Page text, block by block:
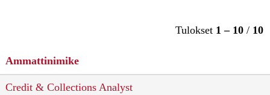
Tulokset 1 – 10 / 10
Ammattinimike
Credit & Collections Analyst